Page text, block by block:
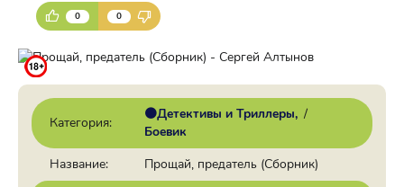
0 0
Категория:
🟠Детективы и Триллеры /
Боевик
Название:
Прощай, предатель (Сборник)